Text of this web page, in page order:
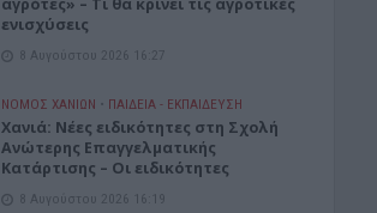
ενισχύσεις
8 Αυγούστου 2026 16:27
ΝΟΜΌΣ ΧΑΝΊΩΝ • ΠΑΙΔΕΙΑ - ΕΚΠΑΙΔΕΥΣΗ
Χανιά: Νέες ειδικότητες στη Σχολή
Ανώτερης Επαγγελματικής
Κατάρτισης – Οι ειδικότητες
8 Αυγούστου 2026 16:19